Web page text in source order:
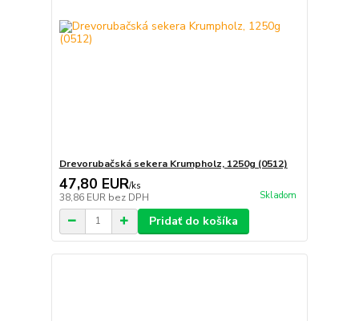
Drevorubačská sekera Krumpholz, 1250g (0512)
47,80 EUR/ks
38,86 EUR bez DPH Skladom
Pridať do košíka